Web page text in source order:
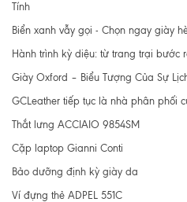
Tính
Biển xanh vẫy gọi - Chọn ngay giày
Hành trình kỳ diệu: từ trang trại bước
Giày Oxford – Biểu Tượng Của Sự
GCLeather tiếp tục là nhà phân phối
Thắt lưng ACCIAIO 9854SM
Cặp laptop Gianni Conti
Bảo dưỡng định kỳ giày da
Ví đựng thẻ ADPEL 551C